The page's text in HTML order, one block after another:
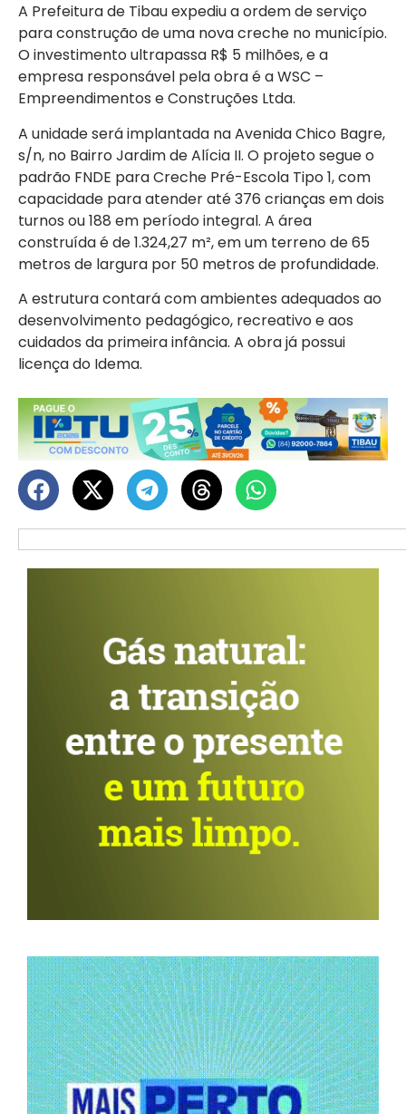
A Prefeitura de Tibau expediu a ordem de serviço
para construção de uma nova creche no município.
O investimento ultrapassa R$ 5 milhões, e a
empresa responsável pela obra é a WSC –
Empreendimentos e Construções Ltda.
A unidade será implantada na Avenida Chico Bagre,
s/n, no Bairro Jardim de Alícia II. O projeto segue o
padrão FNDE para Creche Pré-Escola Tipo 1, com
capacidade para atender até 376 crianças em dois
turnos ou 188 em período integral. A área
construída é de 1.324,27 m², em um terreno de 65
metros de largura por 50 metros de profundidade.
A estrutura contará com ambientes adequados ao
desenvolvimento pedagógico, recreativo e aos
cuidados da primeira infância. A obra já possui
licença do Idema.